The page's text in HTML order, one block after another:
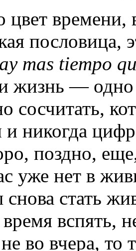
времени,
пословица,
ay mas tiempo
жизнь —
сосчитать,
никогда
поздно,
уже нет в
стать
вспять,
во вчера, то